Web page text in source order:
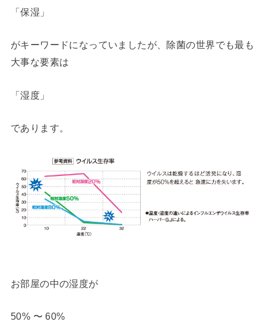
「保湿」
がキーワードになっていましたが、除菌の世界でも最も
大事な要素は
「湿度」
であります。
お部屋の中の湿度が
50% 〜 60%